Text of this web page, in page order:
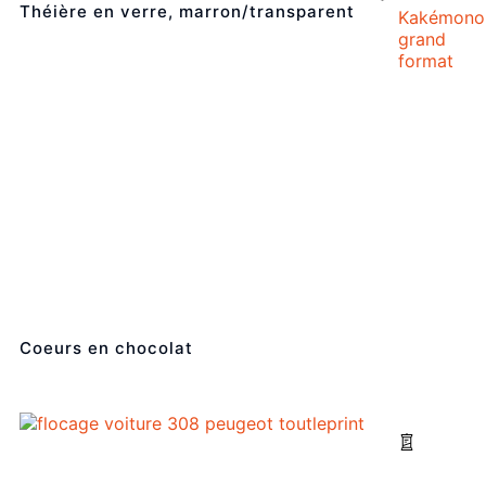
Kakémono
grand
format
Théière en verre, marron/transparent
Coeurs en chocolat